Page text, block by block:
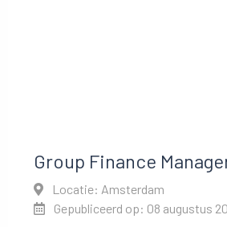
Group Finance
Locatie: Amsterdam
Gepubliceerd op: 08 augustus